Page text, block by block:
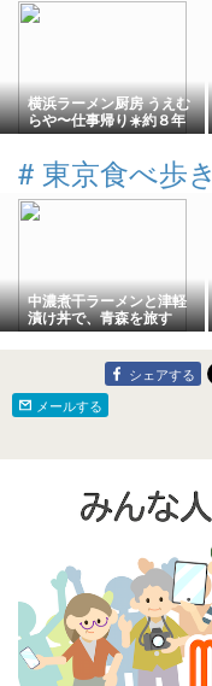
横浜ラーメン厨房 うえむ
らや〜仕事帰り☀️約８年
ぶりに真夏の訪店😉〜
# 東京食べ歩き
中濃煮干ラーメンと津軽
漬け丼で、青森を旅す
る。神保町『鉢銀』
シェアする
メールする